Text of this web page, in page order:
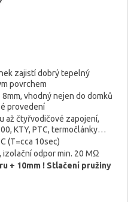
zajistí dobrý tepelný
povrchem
vhodný nejen do domků
provedení
až čtyřvodičové zapojení,
KTY, PTC, termočlánky…
(T=cca 10sec)
odpor min. 20 MΩ
+ 10mm ! Stlačení pružiny